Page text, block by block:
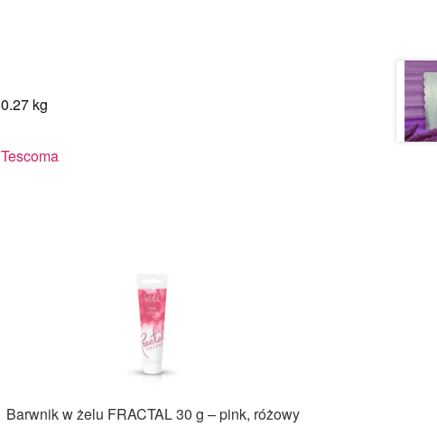
0.27 kg
Tescoma
Barwnik w żelu FRACTAL 30 g – pink, różowy